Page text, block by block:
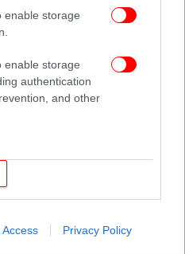
enable storage
enable storage
authentication
and other
Access Privacy Policy